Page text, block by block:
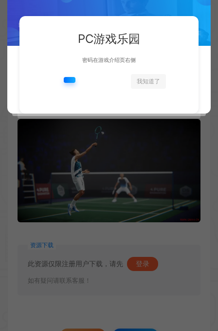
资源下载
此资源仅限注册用户下载，请先 登录
如有疑问请联系客服！
PC游戏乐园
密码在游戏介绍页右侧
我知道了